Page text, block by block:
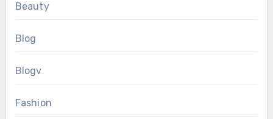
Beauty
Blog
Blogv
Fashion